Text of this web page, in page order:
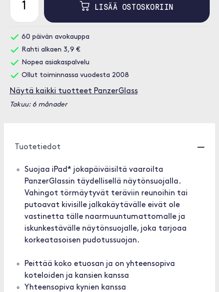
LISÄÄ OSTOSKORIIN
60 päivän avokauppa
Rahti alkaen 3,9 €
Nopea asiakaspalvelu
Ollut toiminnassa vuodesta 2008
Näytä kaikki tuotteet PanzerGlass
Takuu: 6 månader
Tuotetiedot
Suojaa iPad* jokapäiväisiltä vaaroilta
PanzerGlassin täydellisellä näytönsuojalla.
Vahingot törmäytyvät teräviin reunoihin tai
putoavat kivisille jalkakäytävälle eivät ole
vastinetta tälle naarmuuntumattomalle ja
iskunkestävälle näytönsuojalle, joka tarjoaa
korkeatasoisen pudotussuojan.
Peittää koko etuosan ja on yhteensopiva
koteloiden ja kansien kanssa
Yhteensopiva kynien kanssa